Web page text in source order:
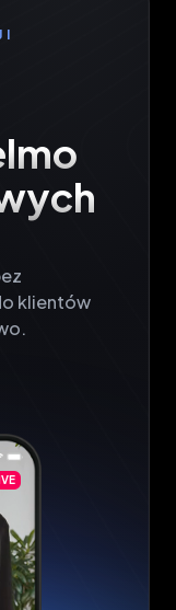
klientów